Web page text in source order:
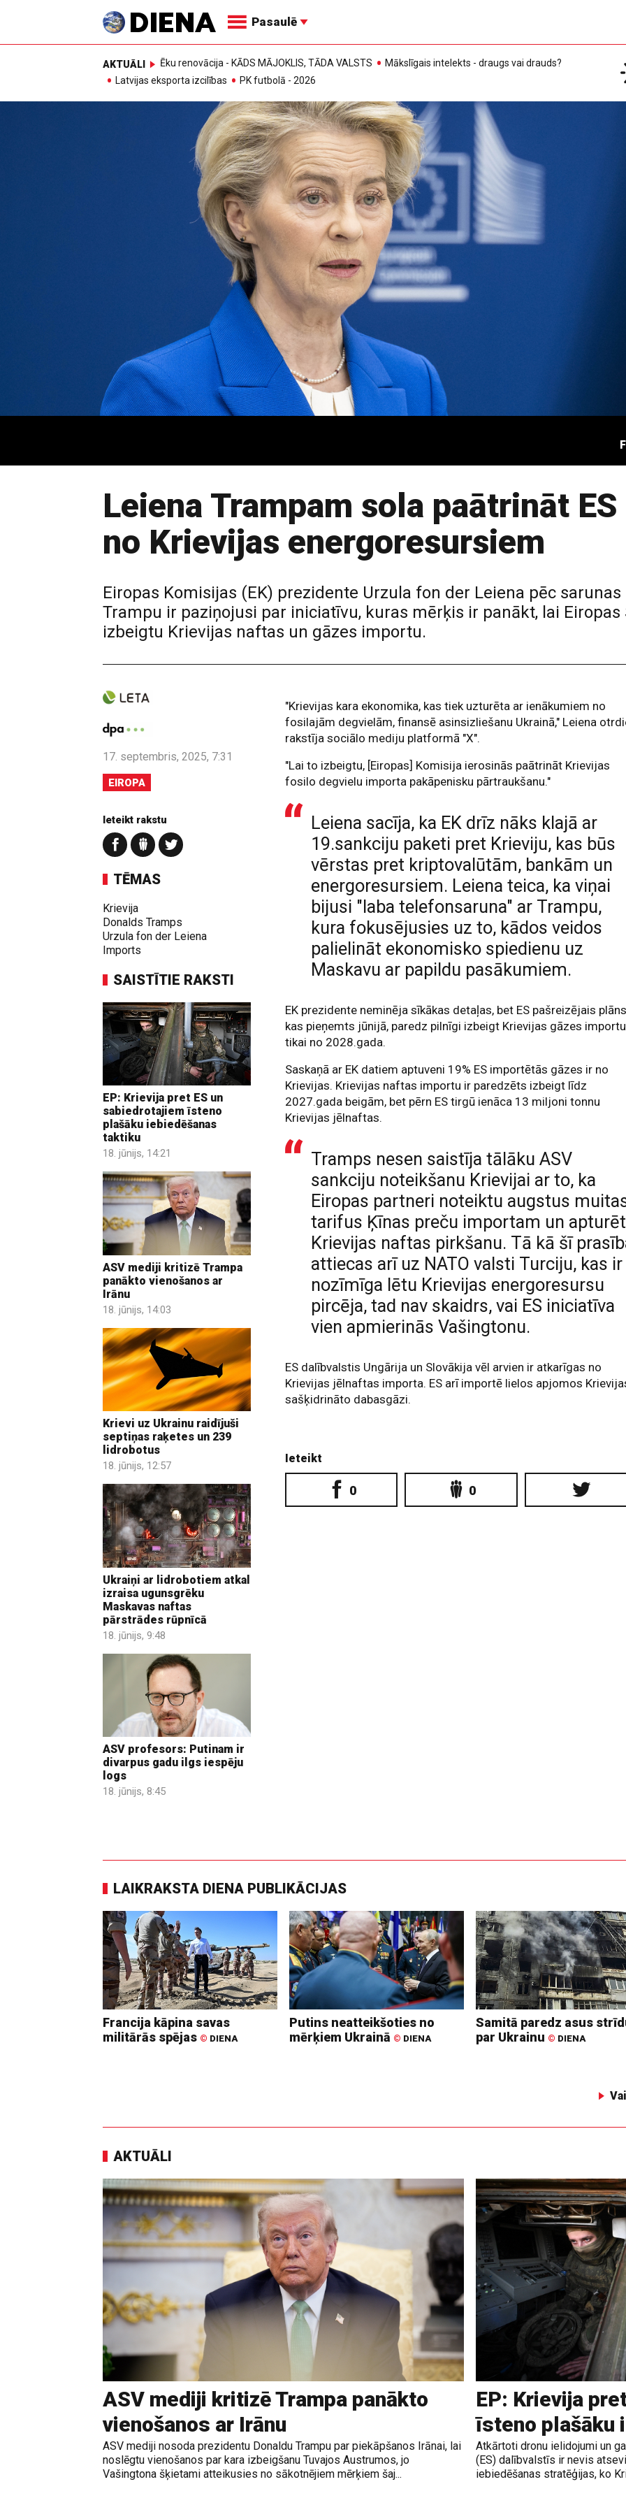
Pasaulē
AKTUĀLI Ēku renovācija - KĀDS MĀJOKLIS, TĀDA VALSTS
Mākslīgais intelekts - draugs vai drauds?
Latvijas eksporta izcilības
PK futbolā - 2026
Leiena Trampam sola paātrināt
no Krievijas energoresursiem
Eiropas Komisijas (EK) prezidente Urzula fon der Leiena pēc
Trampu ir paziņojusi par iniciatīvu, kuras mērķis ir panākt, lai Eiropas
izbeigtu Krievijas naftas un gāzes importu.
17. septembris, 2025, 7:31
EIROPA
Ieteikt rakstu
TĒMAS
Krievija
Donalds Tramps
Urzula fon der Leiena
Imports
SAISTĪTIE RAKSTI
EP: Krievija pret ES un
sabiedrotajiem īsteno
plašāku iebiedēšanas
taktiku
18. jūnijs, 14:21
ASV mediji kritizē Trampa
panākto vienošanos ar
Irānu
18. jūnijs, 14:03
Krievi uz Ukrainu raidījuši
septiņas raķetes un 239
lidrobotus
18. jūnijs, 12:57
Ukraiņi ar lidrobotiem atkal
izraisa ugunsgrēku
Maskavas naftas
pārstrādes rūpnīcā
18. jūnijs, 9:48
ASV profesors: Putinam ir
divarpus gadu ilgs iespēju
logs
18. jūnijs, 8:45
"Krievijas kara ekonomika, kas tiek uzturēta ar ienākumiem no
fosilajām degvielām, finansē asinsizliešanu Ukrainā," Leiena
rakstīja sociālo mediju platformā "X".
"Lai to izbeigtu, [Eiropas] Komisija ierosinās paātrināt Krievijas
fosilo degvielu importa pakāpenisku pārtraukšanu."
Leiena sacīja, ka EK drīz nāks klajā ar
19.sankciju paketi pret Krieviju, kas būs
vērstas pret kriptovalūtām, bankām un
energoresursiem. Leiena teica, ka viņai
bijusi "laba telefonsaruna" ar Trampu,
kura fokusējusies uz to, kādos veidos
palielināt ekonomisko spiedienu uz
Maskavu ar papildu pasākumiem.
EK prezidente neminēja sīkākas detaļas, bet ES pašreizējais
kas pieņemts jūnijā, paredz pilnīgi izbeigt Krievijas gāzes importu
tikai no 2028.gada.
Saskaņā ar EK datiem aptuveni 19% ES importētās gāzes ir no
Krievijas. Krievijas naftas importu ir paredzēts izbeigt līdz
2027.gada beigām, bet pērn ES tirgū ienāca 13 miljoni tonnu
Krievijas jēlnaftas.
Tramps nesen saistīja tālāku ASV
sankciju noteikšanu Krievijai ar to, ka
Eiropas partneri noteiktu augstus
tarifus Ķīnas preču importam un
Krievijas naftas pirkšanu. Tā kā šī
attiecas arī uz NATO valsti Turciju, kas ir
nozīmīga lētu Krievijas energoresursu
pircēja, tad nav skaidrs, vai ES iniciatīva
vien apmierinās Vašingtonu.
ES dalībvalstis Ungārija un Slovākija vēl arvien ir atkarīgas no
Krievijas jēlnaftas importa. ES arī importē lielos apjomos
sašķidrināto dabasgāzi.
Ieteikt
0 0
LAIKRAKSTA DIENA PUBLIKĀCIJAS
Francija kāpina savas
militārās spējas © DIENA
Putins neatteikšoties no
mērķiem Ukrainā © DIENA
Samitā paredz asus
par Ukrainu © DIENA
AKTUĀLI
ASV mediji kritizē Trampa panākto
vienošanos ar Irānu
ASV mediji nosoda prezidentu Donaldu Trampu par piekāpšanos Irānai, lai
noslēgtu vienošanos par kara izbeigšanu Tuvajos Austrumos, jo
Vašingtona šķietami atteikusies no sākotnējiem mērķiem šaj...
EP: Krievija
īsteno plašāku
Atkārtoti dronu ielidojumi un
(ES) dalībvalstīs ir nevis
iebiedēšanas stratēģijas, ko